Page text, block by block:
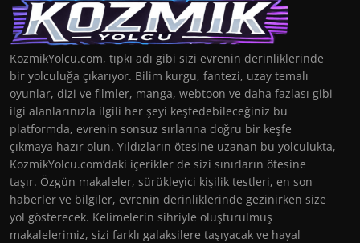
KozmikYolcu.com, tıpkı adı gibi sizi evrenin derinliklerinde
bir yolculuğa çıkarıyor. Bilim kurgu, fantezi, uzay temalı
oyunlar, dizi ve filmler, manga, webtoon ve daha fazlası gibi
ilgi alanlarınızla ilgili her şeyi keşfedebileceğiniz bu
platformda, evrenin sonsuz sırlarına doğru bir keşfe
çıkmaya hazır olun. Yıldızların ötesine uzanan bu yolculukta,
KozmikYolcu.com’daki içerikler de sizi sınırların ötesine
taşır. Özgün makaleler, sürükleyici kişilik testleri, en son
haberler ve bilgiler, evrenin derinliklerinde gezinirken size
yol gösterecek. Kelimelerin sihriyle oluşturulmuş
makalelerimiz, sizi farklı galaksilere taşıyacak ve hayal